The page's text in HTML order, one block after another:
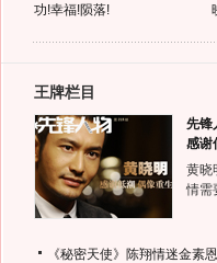
功!幸福!陨落!
王牌栏目
先锋
感谢
黄晓
情
《秘密天使》陈翔情迷金素